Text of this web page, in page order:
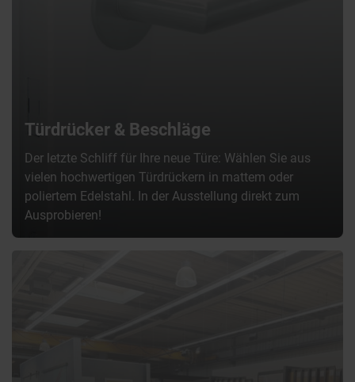
Türdrücker & Beschläge
Der letzte Schliff für Ihre neue Türe: Wählen Sie aus
vielen hochwertigen Türdrückern in mattem oder
poliertem Edelstahl. In der Ausstellung direkt zum
Ausprobieren!